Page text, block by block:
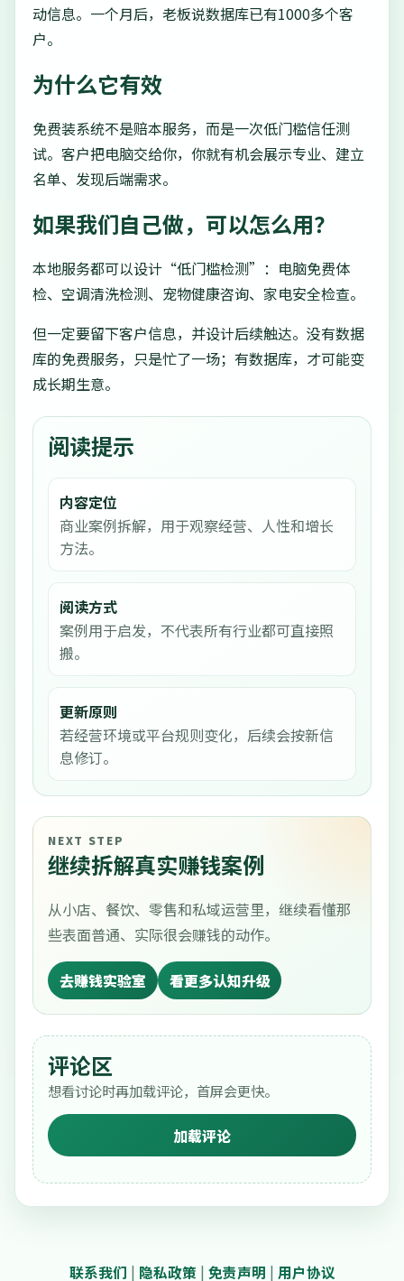
动信息。一个月后，老板说数据库已有1000多个客
户。
为什么它有效
免费装系统不是赔本服务，而是一次低门槛信任测
试。客户把电脑交给你，你就有机会展示专业、建立
名单、发现后端需求。
如果我们自己做，可以怎么用？
本地服务都可以设计“低门槛检测”：电脑免费体
检、空调清洗检测、宠物健康咨询、家电安全检查。
但一定要留下客户信息，并设计后续触达。没有数据
库的免费服务，只是忙了一场；有数据库，才可能变
成长期生意。
阅读提示
内容定位
商业案例拆解，用于观察经营、人性和增长
方法。
阅读方式
案例用于启发，不代表所有行业都可直接照
搬。
更新原则
若经营环境或平台规则变化，后续会按新信
息修订。
NEXT STEP
继续拆解真实赚钱案例
从小店、餐饮、零售和私域运营里，继续看懂那
些表面普通、实际很会赚钱的动作。
去赚钱实验室 看更多认知升级
评论区
想看讨论时再加载评论，首屏会更快。
加载评论
联系我们 | 隐私政策 | 免责声明 | 用户协议